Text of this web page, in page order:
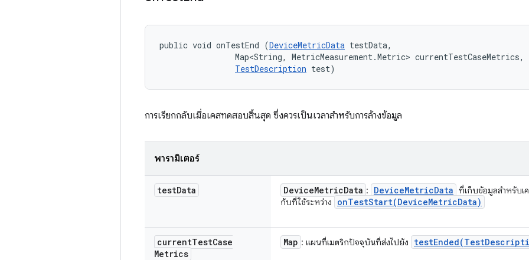
public void onTestEnd (DeviceMetricData testData,
                Map<String, MetricMeasurement.Metric> currentTestCaseMetrics,
TestDescription test)
การเรียกกลับเมื่อเคสทดสอบสิ้นสุด ซึ่งควรเป็นเวลาสำหรับการล้างข้อมูล
พารามิเตอร์
testData DeviceMetricData : DeviceMetricData ที่เก็บข้อมูลสำหรับเ
กับที่ใช้ระหว่าง
onTestStart(DeviceMetricData)
currentTestCase
Metrics
Map : แผนที่เมตริกปัจจุบันที่ส่งไปยัง testEnded(Test